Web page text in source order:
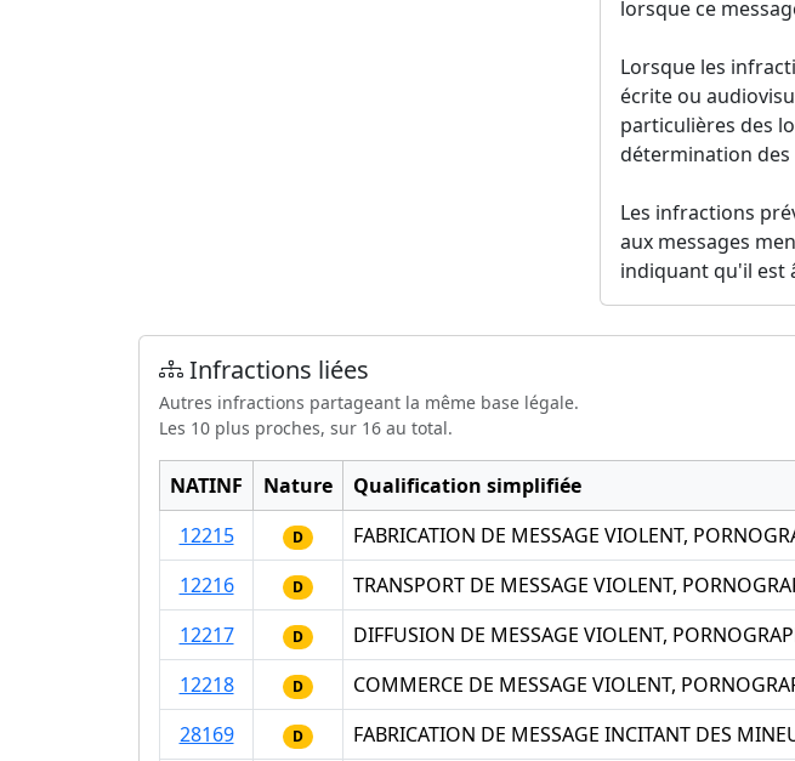
lorsque ce
Lorsque les
écrite ou
particulières des
détermination des
Les infractions
aux messages
indiquant qu'il est
Infractions liées
Autres infractions partageant la même base légale.
Les 10 plus proches, sur 16 au total.
NATINF Nature
Qualification simplifiée
12215
D
FABRICATION DE MESSAGE VIOLENT,
12216
D
TRANSPORT DE MESSAGE VIOLENT,
12217
D
DIFFUSION DE MESSAGE VIOLENT,
12218
D
COMMERCE DE MESSAGE VIOLENT,
28169
D
FABRICATION DE MESSAGE INCITANT DES